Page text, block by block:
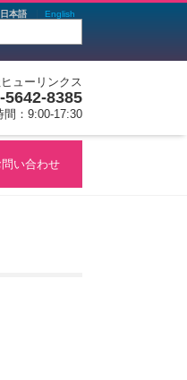
日本語 English
ューリンクス
5642-8385
間：9:00-17:30
問い合わせ